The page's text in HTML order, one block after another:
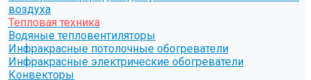
воздуха
Тепловая техника
Водяные тепловентиляторы
Инфракрасные потолочные обогреватели
Инфракрасные электрические обогреватели
Конвекторы